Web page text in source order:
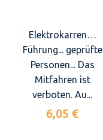
Elektrokarren…
Führung... geprüfte
Personen... Das
Mitfahren ist
verboten. Au...
6,05 €